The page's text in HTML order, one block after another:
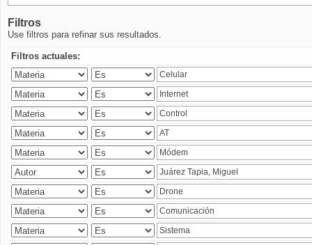
Filtros
Use filtros para refinar sus resultados.
Filtros actuales: